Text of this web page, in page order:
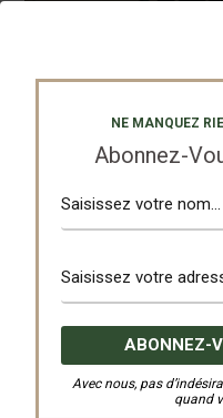
NE MANQUEZ
Abonnez-
Avec nous, pas
quand